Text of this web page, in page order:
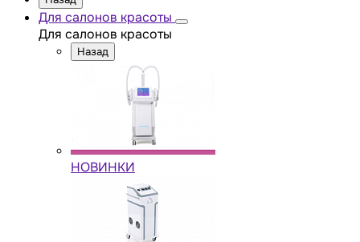
Для салонов красоты
Для салонов красоты
Назад
НОВИНКИ